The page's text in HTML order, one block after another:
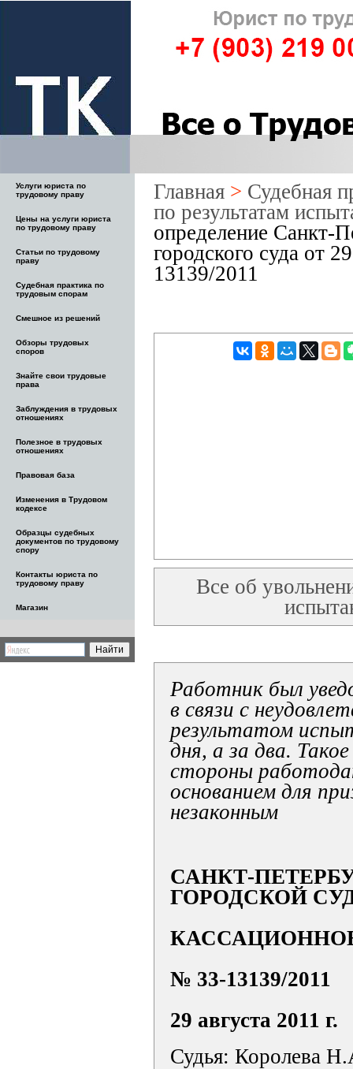
Услуги юриста по
трудовому праву
Цены на услуги юриста
по трудовому праву
Статьи по трудовому
праву
Судебная практика по
трудовым спорам
Смешное из решений
Обзоры трудовых
споров
Знайте свои трудовые
права
Заблуждения в трудовых
отношениях
Полезное в трудовых
отношениях
Правовая база
Изменения в Трудовом
кодексе
Образцы судебных
документов по трудовому
спору
Контакты юриста по
трудовому праву
Магазин
Главная > Судебная
по результатам
определение Санкт-
городского суда от
13139/2011
Все об
Работник был
в связи с
результатом
дня, а за два.
стороны
основанием для
незаконным
САНКТ-
ГОРОДСКОЙ
№ 33-13139/2011
29 августа 2011 г.
Судья: Королева